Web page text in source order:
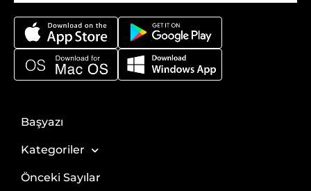
Başyazı
Kategoriler
Önceki Sayılar